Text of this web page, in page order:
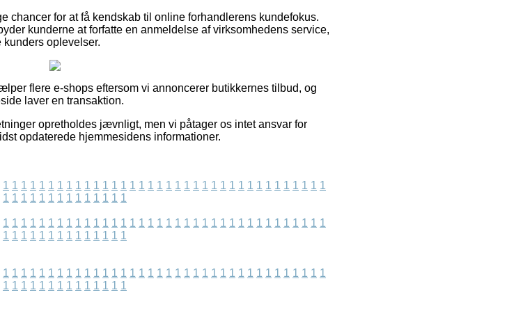
chancer for at få kendskab til online forhandlerens kundefokus.
kunderne at forfatte en anmeldelse af virksomhedens service,
oplevelser.
flere e-shops eftersom vi annoncerer butikkernes tilbud, og
laver en transaktion.
opretholdes jævnligt, men vi påtager os intet ansvar for
opdaterede hjemmesidens informationer.
1 1 1 1 1 1 1 1 1 1 1 1 1 1 1 1 1 1 1 1 1 1 1 1 1 1 1 1 1 1 1 1 1 1 1 1
1 1 1 1 1 1 1 1 1 1 1 1 1 1
1 1 1 1 1 1 1 1 1 1 1 1 1 1 1 1 1 1 1 1 1 1 1 1 1 1 1 1 1 1 1 1 1 1 1 1
1 1 1 1 1 1 1 1 1 1 1 1 1 1
1 1 1 1 1 1 1 1 1 1 1 1 1 1 1 1 1 1 1 1 1 1 1 1 1 1 1 1 1 1 1 1 1 1 1 1
1 1 1 1 1 1 1 1 1 1 1 1 1 1